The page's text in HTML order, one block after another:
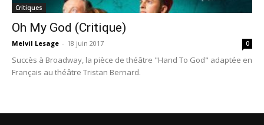
Critiques
Oh My God (Critique)
Melvil Lesage - 18 juin 2017 0
Succès à Broadway, la pièce de théâtre "Hand To God" adaptée en
Français au théâtre Tristan Bernard.